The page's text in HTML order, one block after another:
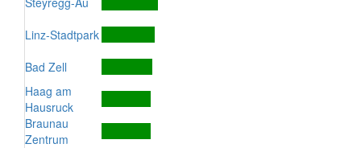
Linz-Stadtpark
Bad Zell
Haag am
Hausruck
Braunau
Zentrum